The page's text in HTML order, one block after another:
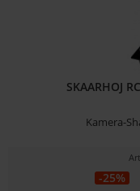
SKAARHOJ
Kamera-
-25%